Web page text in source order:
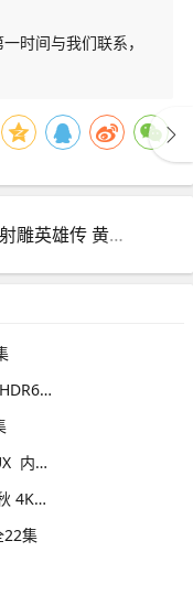
时间与我们联系，
射雕英雄传 黄日华1983版
天才，女友 (2026)剧情 爱情 田曦薇 4KHDR60FPS 更新08集
【原盘】霹雳十杰 (1985) 1080P REMUX 内嵌/外挂简中字幕
这一秒过火 (2026)剧情 爱情 王楚然 鹤秋 4KHDR60FPS 更新26集
22集